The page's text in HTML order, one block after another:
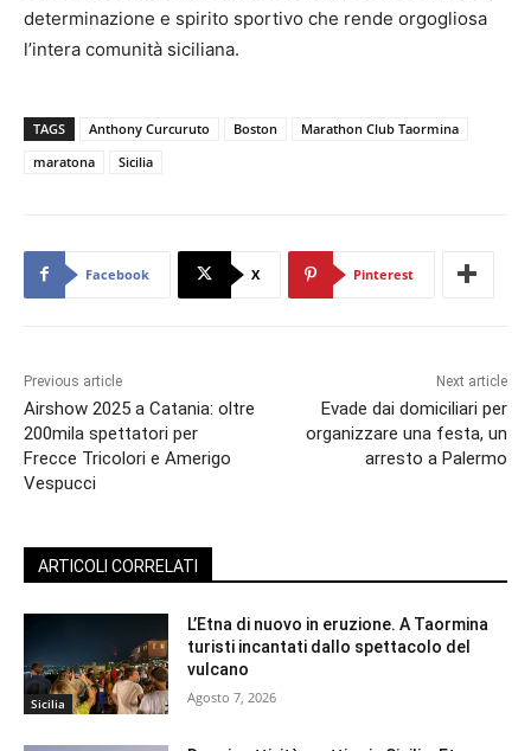
determinazione e spirito sportivo che rende orgogliosa
l’intera comunità siciliana.
TAGS Anthony Curcuruto Boston
Marathon Club Taormina
maratona
Sicilia
Facebook X Pinterest
Previous article
Airshow 2025 a Catania: oltre
200mila spettatori per
Frecce Tricolori e Amerigo
Vespucci
Next article
Evade dai domiciliari per
organizzare una festa, un
arresto a Palermo
ARTICOLI CORRELATI
Sicilia
L’Etna di nuovo in eruzione. A Taormina
turisti incantati dallo spettacolo del
vulcano
Agosto 7, 2026